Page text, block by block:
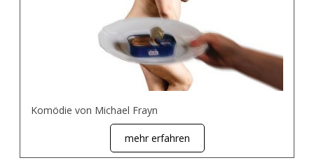
Komödie von Michael Frayn
mehr erfahren